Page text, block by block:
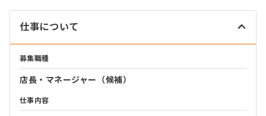
仕事について
募集職種
店長・マネージャー（候補）
仕事内容